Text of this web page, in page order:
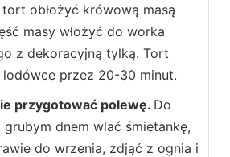
tort obłożyć krówową masą
masy włożyć do worka
z dekoracyjną tylką. Tort
lodówce przez 20-30 minut.
przygotować polewę. Do
grubym dnem wlać śmietankę,
do wrzenia, zdjąć z ognia i